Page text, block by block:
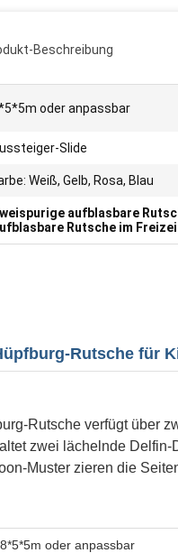
Beschreibung
oder anpassbar
Slide
Weiß, Gelb, Rosa, Blau
aufblasbare
Rutsche im
Rutsche für
Rutsche verfügt über
zwei lächelnde
Muster zieren die
8*5*5m oder anpassbar